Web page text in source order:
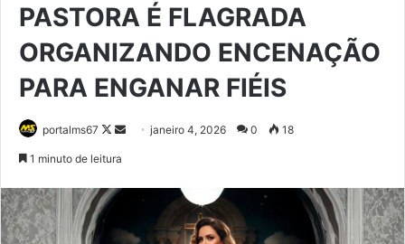
PASTORA É FLAGRADA
ORGANIZANDO ENCENAÇÃO
PARA ENGANAR FIÉIS
portalms67
Follow
Mandejaneiro 4, 2026 0 18
1 minuto de leitura